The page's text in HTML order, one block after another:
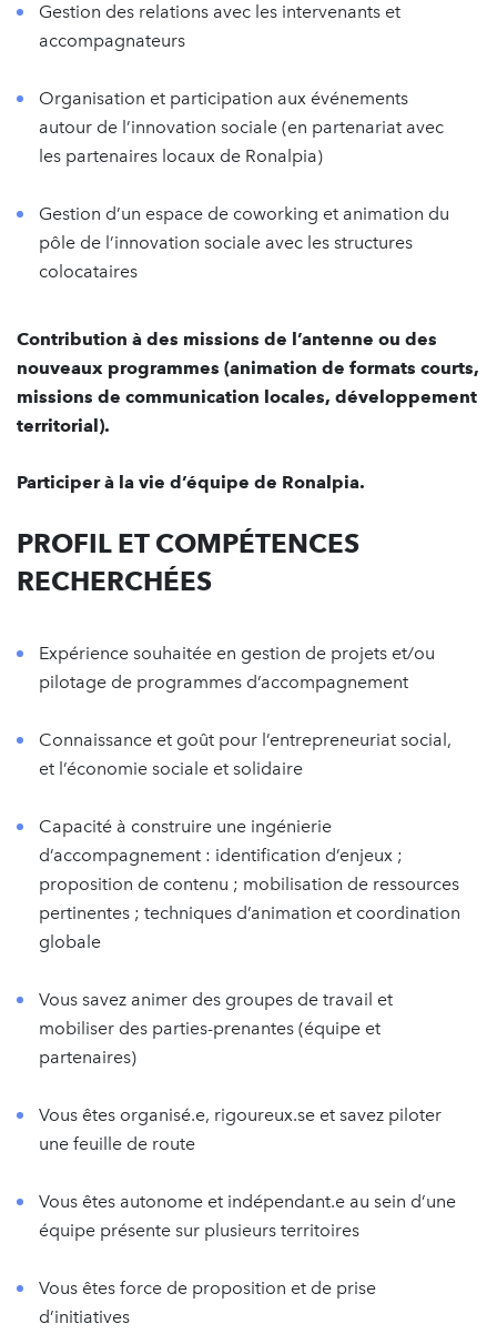
Gestion des relations avec les intervenants et
accompagnateurs
Organisation et participation aux événements
autour de l’innovation sociale (en partenariat avec
les partenaires locaux de Ronalpia)
Gestion d’un espace de coworking et animation du
pôle de l’innovation sociale avec les structures
colocataires
Contribution à des missions de l’antenne ou des
nouveaux programmes (animation de formats courts,
missions de communication locales, développement
territorial).
Participer à la vie d’équipe de Ronalpia.
PROFIL ET COMPÉTENCES
RECHERCHÉES
Expérience souhaitée en gestion de projets et/ou
pilotage de programmes d’accompagnement
Connaissance et goût pour l’entrepreneuriat social,
et l’économie sociale et solidaire
Capacité à construire une ingénierie
d’accompagnement : identification d’enjeux ;
proposition de contenu ; mobilisation de ressources
pertinentes ; techniques d’animation et coordination
globale
Vous savez animer des groupes de travail et
mobiliser des parties-prenantes (équipe et
partenaires)
Vous êtes organisé.e, rigoureux.se et savez piloter
une feuille de route
Vous êtes autonome et indépendant.e au sein d’une
équipe présente sur plusieurs territoires
Vous êtes force de proposition et de prise
d’initiatives